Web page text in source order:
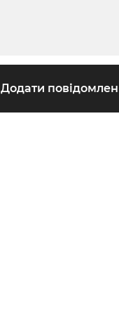
Додати